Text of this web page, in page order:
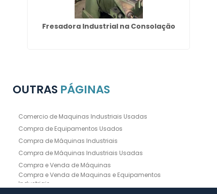
Fresadora Industrial na Consolação
OUTRAS PÁGINAS
Comercio de Maquinas Industriais Usadas
Compra de Equipamentos Usados
Compra de Máquinas Industriais
Compra de Máquinas Industriais Usadas
Compra e Venda de Máquinas
Compra e Venda de Maquinas e Equipamentos
Industriais